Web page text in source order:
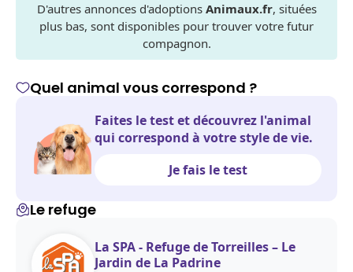
D'autres annonces d'adoptions Animaux.fr, situées
plus bas, sont disponibles pour trouver votre futur
compagnon.
Quel animal vous correspond ?
Faites le test et découvrez l'animal
qui correspond à votre style de vie.
Je fais le test
Le refuge
La SPA - Refuge de Torreilles – Le
Jardin de La Padrine